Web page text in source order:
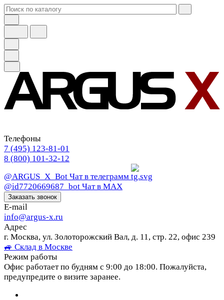
Телефоны
7 (495) 123-81-01
8 (800) 101-32-12
@ARGUS_X_Bot Чат в телеграмм
@id7720669687_bot Чат в МАХ
Заказать звонок
E-mail
info@argus-x.ru
Адрес
г. Москва, ул. Золоторожский Вал, д. 11, стр. 22, офис 239
🚙 Склад в Москве
Режим работы
Офис работает по будням с 9:00 до 18:00. Пожалуйста,
предупредите о визите заранее.